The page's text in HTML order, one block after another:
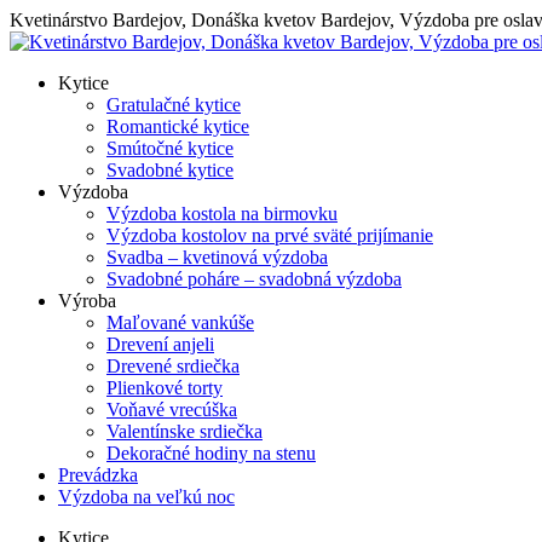
Skip
to
Kvetinárstvo Bardejov, Donáška kvetov Bardejov, Výzdoba pre
Kytice
Gratulačné kytice
Romantické kytice
Smútočné kytice
Svadobné kytice
Výzdoba
Výzdoba kostola na birmovku
Výzdoba kostolov na prvé sväté prijímanie
Svadba – kvetinová výzdoba
Svadobné poháre – svadobná výzdoba
Výroba
Maľované vankúše
Drevení anjeli
Drevené srdiečka
Plienkové torty
Voňavé vrecúška
Valentínske srdiečka
Dekoračné hodiny na stenu
Prevádzka
Výzdoba na veľkú noc
Kytice